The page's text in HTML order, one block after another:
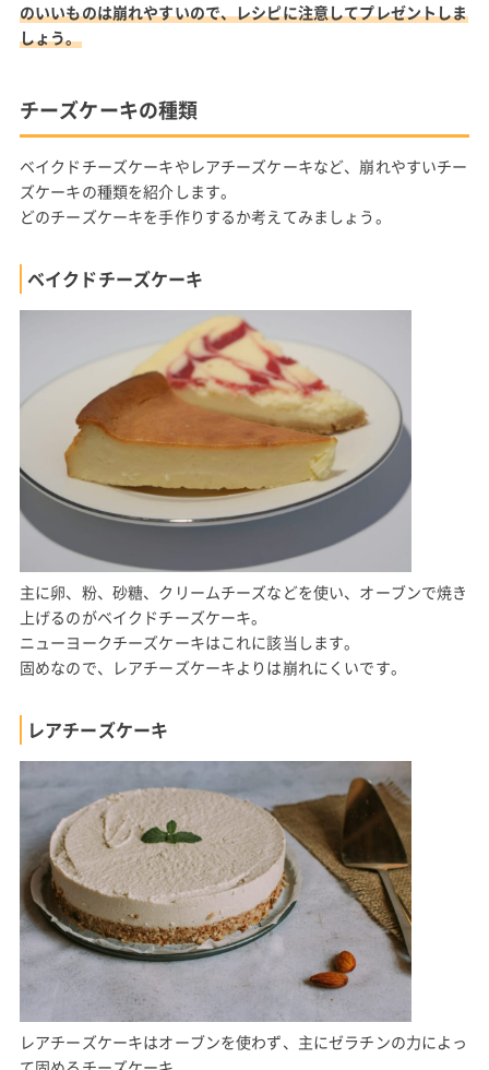
のいいものは崩れやすいので、レシピに注意してプレゼントしま
しょう。
チーズケーキの種類
ベイクドチーズケーキやレアチーズケーキなど、崩れやすいチー
ズケーキの種類を紹介します。
どのチーズケーキを手作りするか考えてみましょう。
ベイクドチーズケーキ
主に卵、粉、砂糖、クリームチーズなどを使い、オーブンで焼き
上げるのがベイクドチーズケーキ。
ニューヨークチーズケーキはこれに該当します。
固めなので、レアチーズケーキよりは崩れにくいです。
レアチーズケーキ
レアチーズケーキはオーブンを使わず、主にゼラチンの力によっ